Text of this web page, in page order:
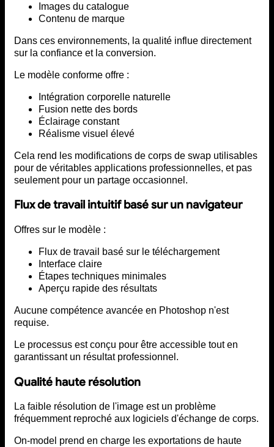
Images du catalogue
Contenu de marque
Dans ces environnements, la qualité influe directement
sur la confiance et la conversion.
Le modèle conforme offre :
Intégration corporelle naturelle
Fusion nette des bords
Éclairage constant
Réalisme visuel élevé
Cela rend les modifications de corps de swap utilisables
pour de véritables applications professionnelles, et pas
seulement pour un partage occasionnel.
Flux de travail intuitif basé sur un navigateur
Offres sur le modèle :
Flux de travail basé sur le téléchargement
Interface claire
Étapes techniques minimales
Aperçu rapide des résultats
Aucune compétence avancée en Photoshop n'est
requise.
Le processus est conçu pour être accessible tout en
garantissant un résultat professionnel.
Qualité haute résolution
La faible résolution de l'image est un problème
fréquemment reproché aux logiciels d'échange de corps.
On-model prend en charge les exportations de haute